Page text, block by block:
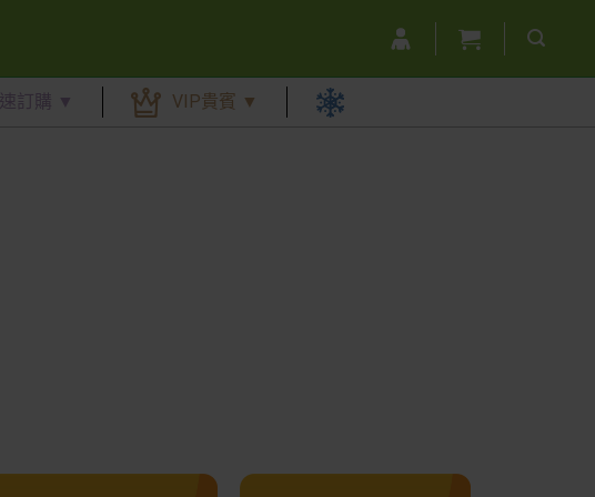
訂購 ▼ VIP貴賓 ▼